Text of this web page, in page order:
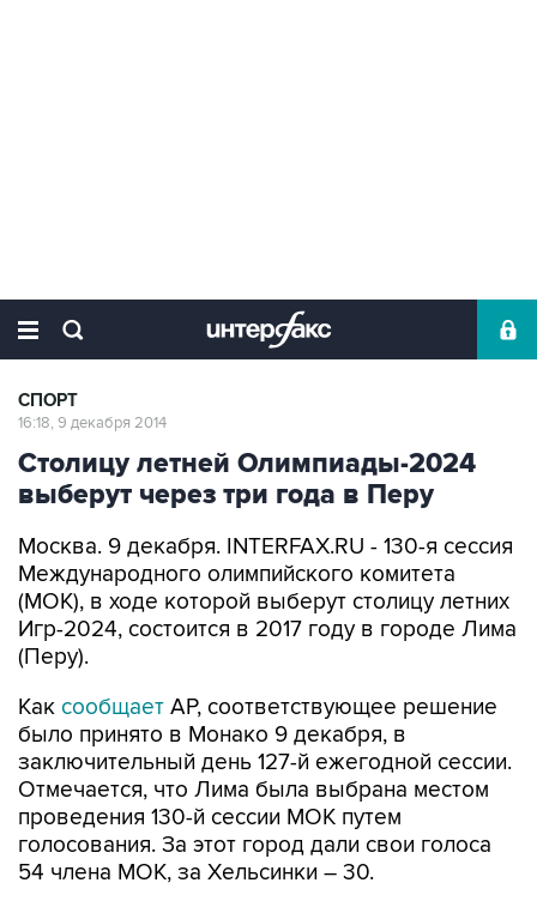
СПОРТ
16:18, 9 декабря 2014
Столицу летней Олимпиады-2024
выберут через три года в Перу
Москва. 9 декабря. INTERFAX.RU - 130-я сессия
Международного олимпийского комитета
(МОК), в ходе которой выберут столицу летних
Игр-2024, состоится в 2017 году в городе Лима
(Перу).
Как сообщает AP, соответствующее решение
было принято в Монако 9 декабря, в
заключительный день 127-й ежегодной сессии.
Отмечается, что Лима была выбрана местом
проведения 130-й сессии МОК путем
голосования. За этот город дали свои голоса
54 члена МОК, за Хельсинки – 30.